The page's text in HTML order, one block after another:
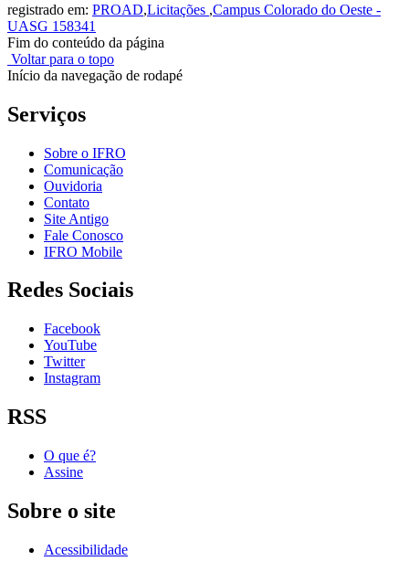
registrado em: PROAD,Licitações ,Campus Colorado do Oeste -
UASG 158341
Fim do conteúdo da página
Voltar para o topo
Início da navegação de rodapé
Serviços
Sobre o IFRO
Comunicação
Ouvidoria
Contato
Site Antigo
Fale Conosco
IFRO Mobile
Redes Sociais
Facebook
YouTube
Twitter
Instagram
RSS
O que é?
Assine
Sobre o site
Acessibilidade